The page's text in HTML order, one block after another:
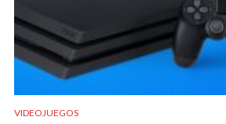
VIDEOJUEGOS